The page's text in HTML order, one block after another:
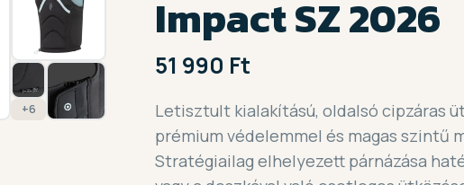
+6
Impact SZ 2026
51 990 Ft
Letisztult kialakítású, oldalsó cipzáras
prémium védelemmel és magas szintű
Stratégiailag elhelyezett párnázása